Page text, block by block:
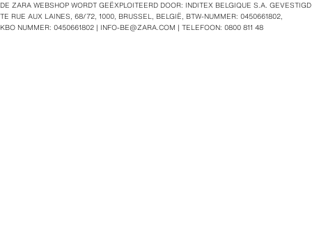
DE ZARA WEBSHOP WORDT GEËXPLOITEERD DOOR: INDITEX BELGIQUE S.A. GEVESTIGD
TE RUE AUX LAINES, 68/72, 1000, BRUSSEL, BELGIË, BTW‑NUMMER: 0450661802,
KBO NUMMER: 0450661802 | INFO-BE@ZARA.COM | TELEFOON: 0800 811 48